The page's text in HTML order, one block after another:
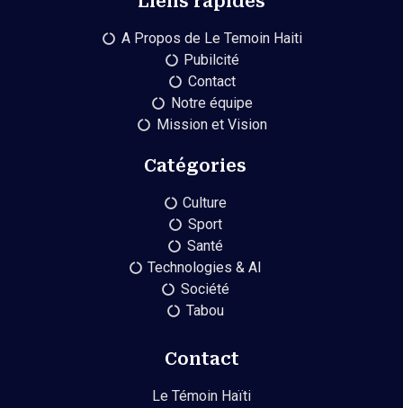
A Propos de Le Temoin Haiti
Pubilcité
Contact
Notre équipe
Mission et Vision
Catégories
Culture
Sport
Santé
Technologies & AI
Société
Tabou
Contact
Le Témoin Haïti